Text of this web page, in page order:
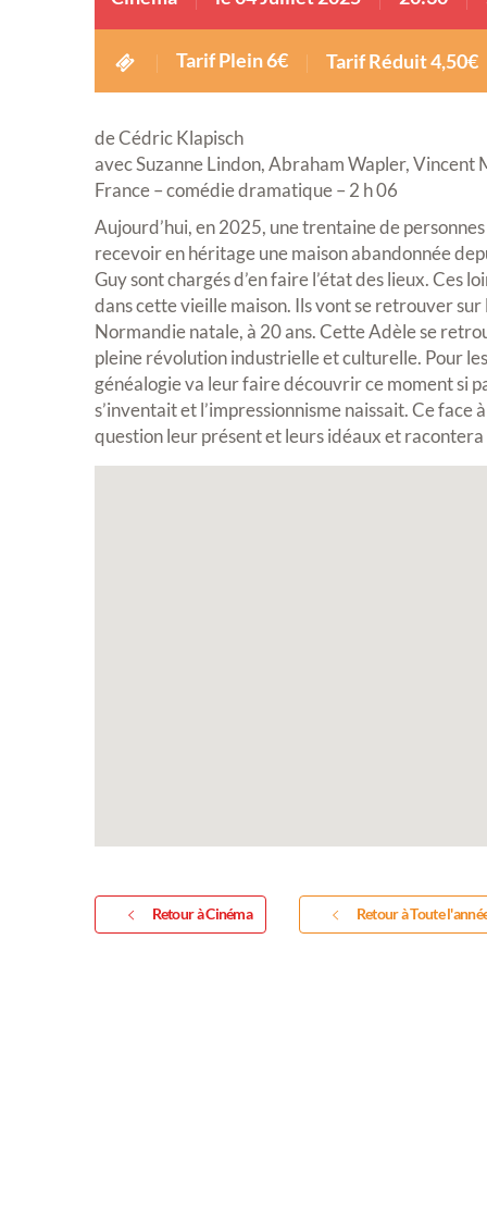
Tarif Plein 6€ Tarif Réduit 4,50€
de Cédric Klapisch
avec Suzanne Lindon, Abraham Wapler, Vincent
France – comédie dramatique – 2 h 06
Aujourd’hui, en 2025, une trentaine de
recevoir en héritage une maison abandonnée
Guy sont chargés d’en faire l’état des lieux. Ces
dans cette vieille maison. Ils vont se retrouver
Normandie natale, à 20 ans. Cette Adèle se
pleine révolution industrielle et culturelle. Pour
généalogie va leur faire découvrir ce moment si
s’inventait et l’impressionnisme naissait. Ce
question leur présent et leurs idéaux et racontera
Retour à Cinéma Retour à Toute